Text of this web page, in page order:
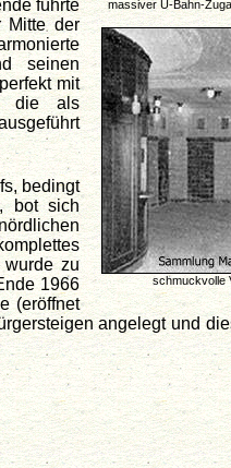
massiver U-Bahn-
schmuckvolle
führte
Mitte der
seinen
mit
die als
bedingt
bot sich
wurde zu
1966
(eröffnet
angelegt und